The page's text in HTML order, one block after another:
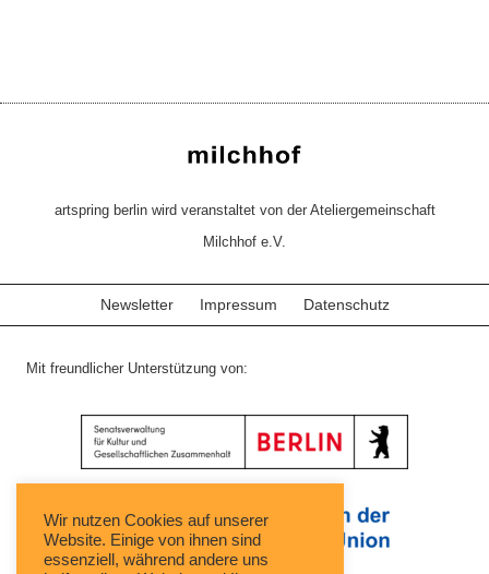
artspring berlin wird veranstaltet von der Ateliergemeinschaft
Milchhof e.V.
Newsletter Impressum Datenschutz
Mit freundlicher Unterstützung von:
Wir nutzen Cookies auf unserer
Website. Einige von ihnen sind
essenziell, während andere uns